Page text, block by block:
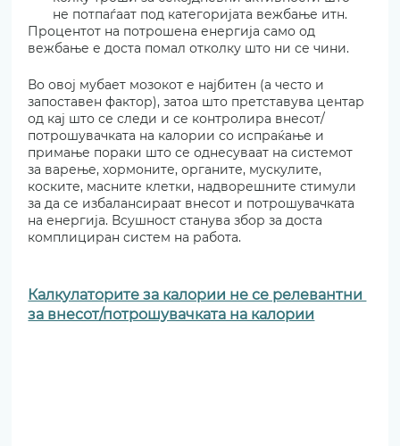
не потпаѓаат под категоријата вежбање итн.
Процентот на потрошена енергија само од
вежбање е доста помал отколку што ни се чини.
Во овој мубает мозокот е најбитен (а често и
запоставен фактор), затоа што претставува центар
од кај што се следи и се контролира внесот/
потрошувачката на калории со испраќање и
примање пораки што се однесуваат на системот
за варење, хормоните, органите, мускулите,
коските, масните клетки, надворешните стимули
за да се избалансираат внесот и потрошувачката
на енергија. Всушност станува збор за доста
комплициран систем на работа.
Калкулаторите за калории не се релевантни
за внесот/потрошувачката на калории